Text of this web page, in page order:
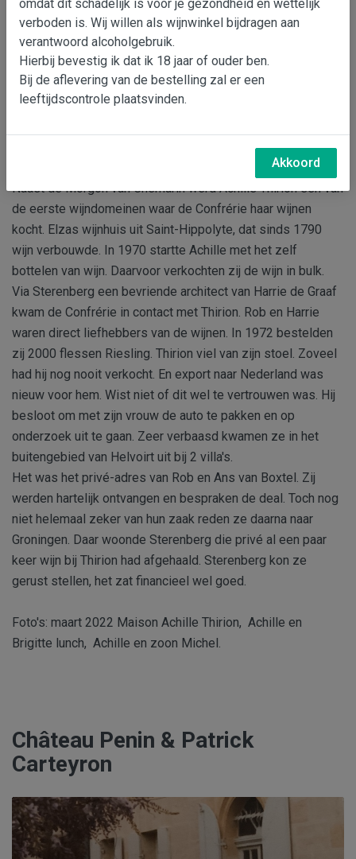
Naast de Morgon van Chemarin werd Achille Thirion een van
de eerste wijndomeinen waar de Confrérie haar wijnen
kocht. Elzas wijnhuis uit Saint-Hippolyte, dat sinds 1790
wijn verbouwde. In 1970 startte Achille met het zelf
bottelen van wijn. Daarvoor verkochten zij de wijn in bulk.
Via Sterenberg een bevriende architect van Harrie de Graaf
kwam de Confrérie in contact met Thirion. Rob en Harrie
waren direct liefhebbers van de wijnen. In 1972 bestelden
zij 2000 flessen Riesling. Thirion viel van zijn stoel. Zoveel
had hij nog nooit verkocht. En export naar Nederland was
nieuw voor hem. Wist niet of dit wel te vertrouwen was. Hij
besloot om met zijn vrouw de auto te pakken en op
onderzoek uit te gaan. Zeer verbaasd kwamen ze in het
buitengebied van Helvoirt uit bij 2 villa's.
Het was het privé-adres van Rob en Ans van Boxtel. Zij
werden hartelijk ontvangen en bespraken de deal. Toch nog
niet helemaal zeker van hun zaak reden ze daarna naar
Groningen. Daar woonde Sterenberg die privé al een paar
keer wijn bij Thirion had afgehaald. Sterenberg kon ze
gerust stellen, het zat financieel wel goed.
Foto's: maart 2022 Maison Achille Thirion, Achille en
Brigitte lunch, Achille en zoon Michel.
Château Penin & Patrick
Carteyron
omdat dit schadelijk is voor je gezondheid en wettelijk
verboden is. Wij willen als wijnwinkel bijdragen aan
verantwoord alcoholgebruik.
Hierbij bevestig ik dat ik 18 jaar of ouder ben.
Bij de aflevering van de bestelling zal er een
leeftijdscontrole plaatsvinden.
Akkoord